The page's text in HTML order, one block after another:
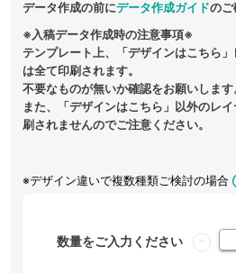
データ作成の前にデータ作成ガイドのご
※入稿データ作成時の注意事項※
テンプレート上、「デザインはこちら
は全て印刷されます。
不要なものが無いか確認をお願いします
また、「デザインはこちら」以外のレ
刷されませんのでご注意ください。
※デザイン違いで複数種類ご検討の場合
数量をご入力ください -